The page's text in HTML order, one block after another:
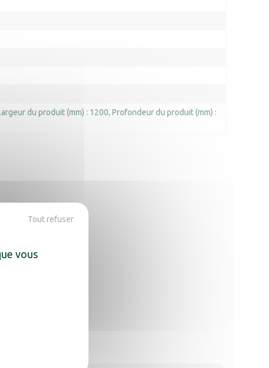
du produit (mm) : 1200 Profondeur du produit (mm) :
vous
Tout refuser